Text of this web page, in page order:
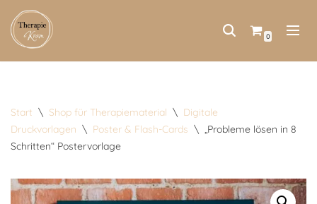
Zum
0
Start \ Shop für Therapiematerial \ Digitale
Druckvorlagen \ Poster & Flash-Cards \
„Probleme lösen in 8
Schritten“ Postervorlage